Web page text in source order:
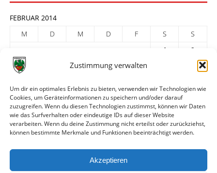
Zustimmung verwalten
Um dir ein optimales Erlebnis zu bieten, verwenden wir Technologien wie
Cookies, um Geräteinformationen zu speichern und/oder darauf
zuzugreifen. Wenn du diesen Technologien zustimmst, können wir Daten
wie das Surfverhalten oder eindeutige IDs auf dieser Website
verarbeiten. Wenn du deine Zustimmung nicht erteilst oder zurückziehst,
können bestimmte Merkmale und Funktionen beeinträchtigt werden.
Akzeptieren
FEBRUAR 2014
M
D M D F S
S
1
2
3
5 6 7
17
18 19 20 21 22
24
25 26 27
28
« Jan.
März »
ARCHIV